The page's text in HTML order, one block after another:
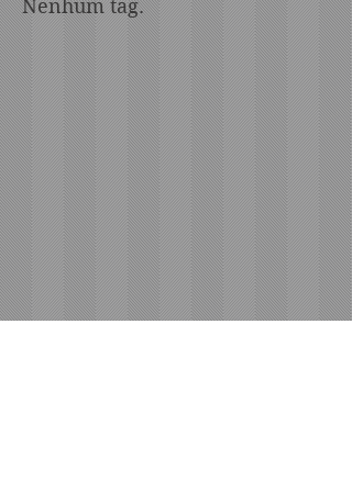
Nenhum tag.